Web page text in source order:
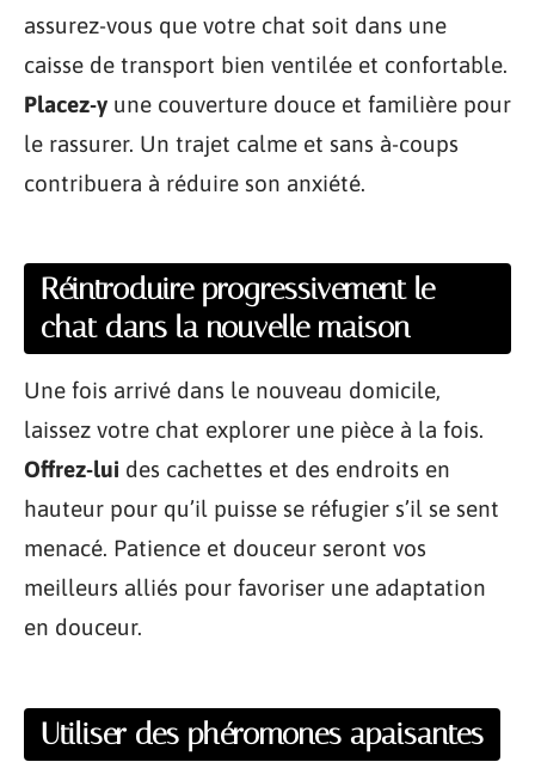
assurez-vous que votre chat soit dans une
caisse de transport bien ventilée et confortable.
Placez-y une couverture douce et familière pour
le rassurer. Un trajet calme et sans à-coups
contribuera à réduire son anxiété.
Réintroduire progressivement le
chat dans la nouvelle maison
Une fois arrivé dans le nouveau domicile,
laissez votre chat explorer une pièce à la fois.
Offrez-lui des cachettes et des endroits en
hauteur pour qu’il puisse se réfugier s’il se sent
menacé. Patience et douceur seront vos
meilleurs alliés pour favoriser une adaptation
en douceur.
Utiliser des phéromones apaisantes